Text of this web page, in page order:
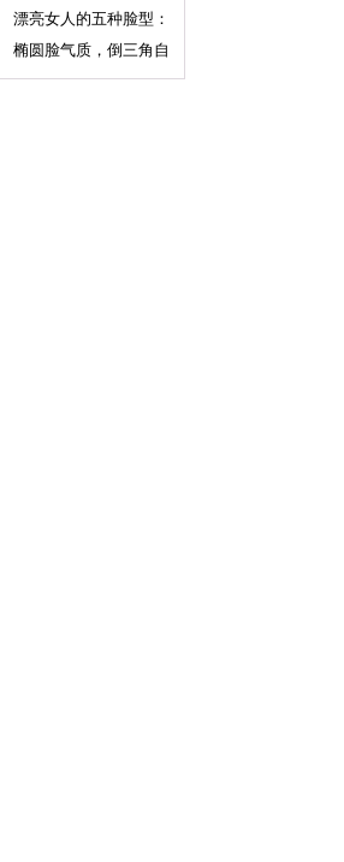
漂亮女人的五种脸型：
椭圆脸气质，倒三角自